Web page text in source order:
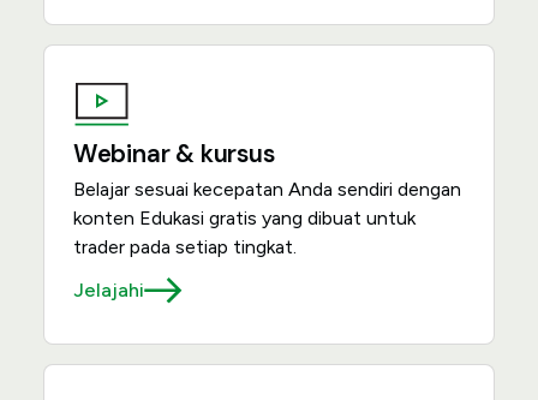
Webinar & kursus
Belajar sesuai kecepatan Anda sendiri dengan
konten Edukasi gratis yang dibuat untuk
trader pada setiap tingkat.
Jelajahi